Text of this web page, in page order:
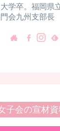
学卒。福岡県
会九州支部長
子会の宣材